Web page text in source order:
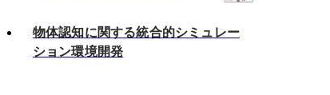
物体認知に関する統合的シミュレー
ション環境開発